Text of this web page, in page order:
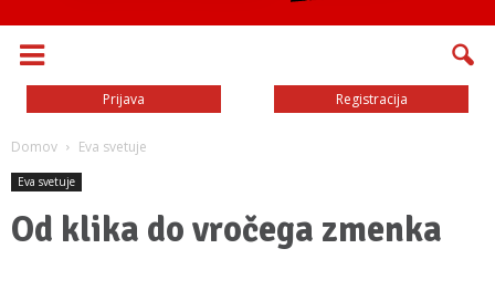
Prijava Registracija
Domov Eva svetuje
Eva svetuje
Od klika do vročega zmenka